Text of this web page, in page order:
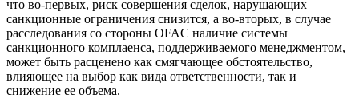
что во-первых, риск совершения сделок, нарушающих
санкционные ограничения снизится, а во-вторых, в случае
расследования со стороны OFAC наличие системы
санкционного комплаенса, поддерживаемого менеджментом,
может быть расценено как смягчающее обстоятельство,
влияющее на выбор как вида ответственности, так и
снижение ее объема.